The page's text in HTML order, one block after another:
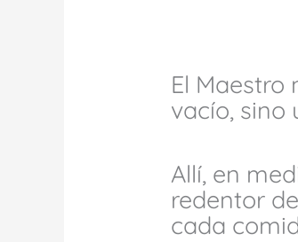
El Maestro
vacío, sino
Allí, en
redentor
cada